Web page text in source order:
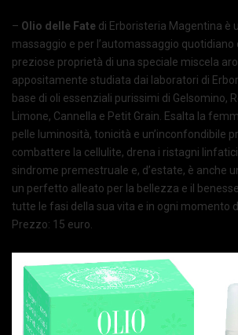
– Olio delle Fate di Erboristeria Magentina è
massaggio e per l’automassaggio
preziose proprietà di una speciale miscela
appositamente studiata dai laboratori di
base di oli essenziali purissimi di Gelsomino,
Limone, Cannella e Petit Grain. Esalta la
pelle luminosità, tonicità e un’inconfondibile
combattere la cellulite, drena i ristagni
sindrome premestruale e, d’estate, è anche
un perfetto alleato per la bellezza e il
tutte le fasi della sua vita e in ogni momento
Prezzo: 15 euro.